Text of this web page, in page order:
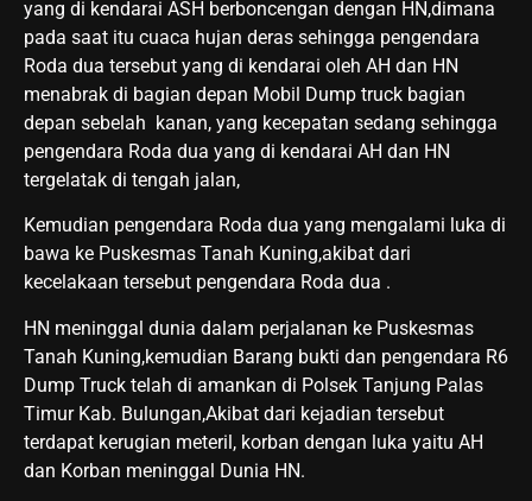
yang di kendarai ASH berboncengan dengan HN,dimana
pada saat itu cuaca hujan deras sehingga pengendara
Roda dua tersebut yang di kendarai oleh AH dan HN
menabrak di bagian depan Mobil Dump truck bagian
depan sebelah kanan, yang kecepatan sedang sehingga
pengendara Roda dua yang di kendarai AH dan HN
tergelatak di tengah jalan,
Kemudian pengendara Roda dua yang mengalami luka di
bawa ke Puskesmas Tanah Kuning,akibat dari
kecelakaan tersebut pengendara Roda dua .
HN meninggal dunia dalam perjalanan ke Puskesmas
Tanah Kuning,kemudian Barang bukti dan pengendara R6
Dump Truck telah di amankan di Polsek Tanjung Palas
Timur Kab. Bulungan,Akibat dari kejadian tersebut
terdapat kerugian meteril, korban dengan luka yaitu AH
dan Korban meninggal Dunia HN.